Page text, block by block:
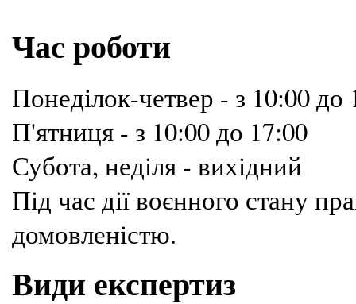
Час роботи
Понеділок-четвер - з 10:00 до
П'ятниця - з 10:00 до 17:00
Субота, неділя - вихідний
Під час дії воєнного стану
домовленістю.
Види експертиз